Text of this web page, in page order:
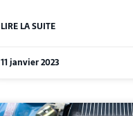
LIRE LA SUITE
11 janvier 2023